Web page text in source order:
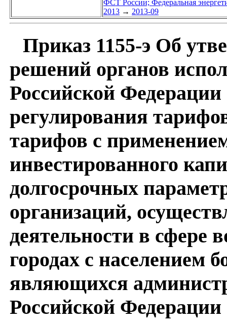
ФСТ России; Федеральная
2013 → 2013-09
Приказ 1155-э Об
решений органов
Российской Федерации
регулирования
тарифов с
инвестированного
долгосрочных
организаций,
деятельности в сфере
городах с населением
являющихся
Российской Федерации